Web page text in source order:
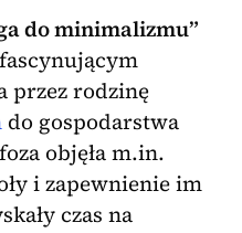
do minimalizmu”
przez rodzinę
do gospodarstwa
objęła m.in.
i zapewnienie im
czas na